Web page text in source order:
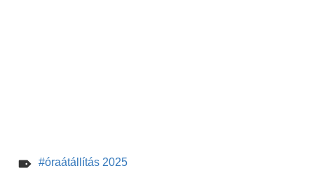
óraátállítás 2025